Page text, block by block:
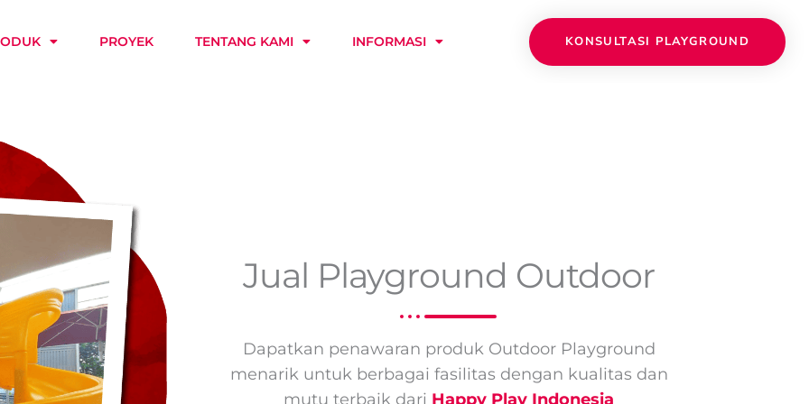
PROYEK TENTANG KAMI INFORMASI KONSULTASI PLAYGROUND
Jual Playground Outdoor
Dapatkan penawaran produk Outdoor Playground
menarik untuk berbagai fasilitas dengan kualitas dan
mutu terbaik dari Happy Play Indonesia